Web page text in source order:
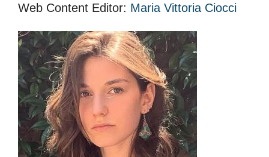
Web Content Editor: Maria Vittoria Ciocci